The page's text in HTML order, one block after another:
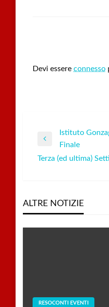
Devi essere connesso
articoli
Previous
Post
Istituto
Finale
Next
Terza (ed ultima)
ALTRE NOTIZIE
RESOCONTI EVENTI